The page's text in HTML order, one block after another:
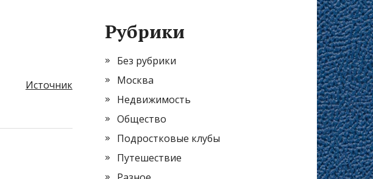
Источник
Рубрики
Без рубрики
Москва
Недвижимость
Общество
Подростковые клубы
Путешествие